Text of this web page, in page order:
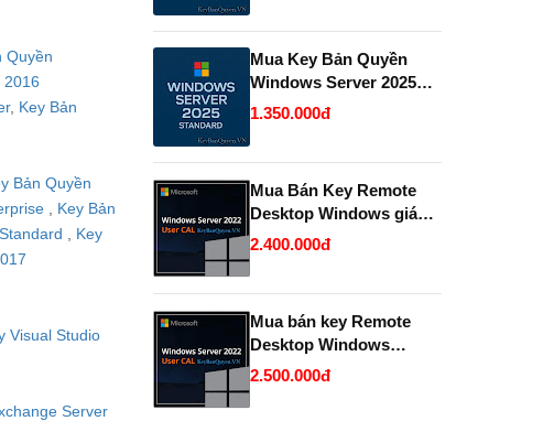
Quyền
2016
, Key Bản
Bản Quyền
Key Bản
Key
Visual Studio
Server
Mua Key Bản Quyền
Windows Server 2025
Standard và Datacenter
1.350.000đ
Mua Bán Key Remote
Desktop Windows giá
rẻ- Uy tín.
2.400.000đ
Mua bán key Remote
Desktop Windows
Server bản quyền giá rẻ
- Uy Tín.
2.500.000đ